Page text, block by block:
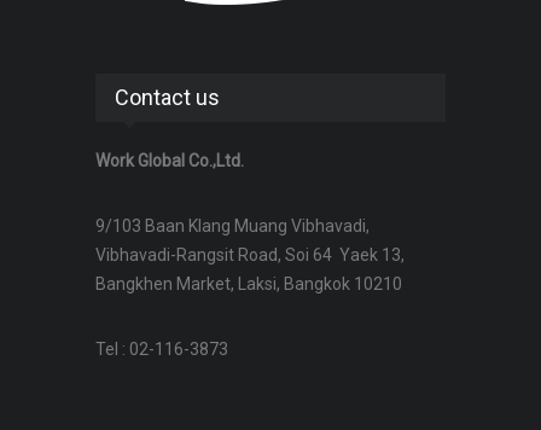
Contact us
Work Global Co.,Ltd.
9/103 Baan Klang Muang Vibhavadi,
Vibhavadi-Rangsit Road, Soi 64 Yaek 13,
Bangkhen Market, Laksi, Bangkok 10210
Tel : 02-116-3873